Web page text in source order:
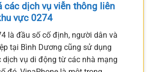
các dịch vụ viễn thông liên
vực 0274
là đầu số cố định, người dân và
tại Bình Dương cũng sử dụng
dịch vụ di động từ các nhà mạng